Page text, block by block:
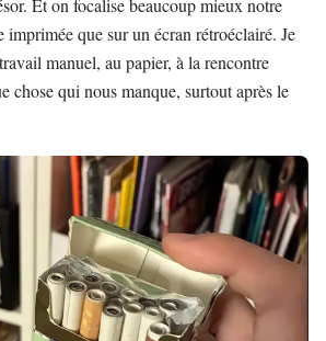
imprimée que sur un écran rétroéclairé. Je
manuel, au papier, à la rencontre
chose qui nous manque, surtout après le